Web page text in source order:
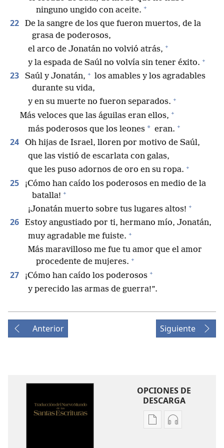
ninguno ungido con aceite. +
22
De la sangre de los que fueron muertos, de la
grasa de poderosos,
el arco de Jonatán no volvió atrás, +
y la espada de Saúl no volvía sin tener éxito. +
23 Saúl y Jonatán, + los amables y los agradables
durante su vida,
y en su muerte no fueron separados. +
Más veloces que las águilas eran ellos, +
más poderosos que los leones * eran. +
24
Oh hijas de Israel, lloren por motivo de Saúl,
que las vistió de escarlata con galas,
que les puso adornos de oro en su ropa. +
25
¡Cómo han caído los poderosos en medio de la
batalla! +
¡Jonatán muerto sobre tus lugares altos! +
26
Estoy angustiado por ti, hermano mío, Jonatán,
muy agradable me fuiste. +
Más maravilloso me fue tu amor que el amor
procedente de mujeres. +
27 ¡Cómo han caído los poderosos +
y perecido las armas de guerra!”.
Anterior Siguiente
OPCIONES DE
DESCARGA
OpcionesOpciones